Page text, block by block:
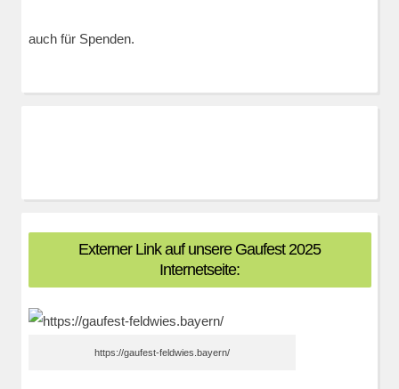
auch für Spenden.
Externer Link auf unsere Gaufest 2025
Internetseite:
https://gaufest-feldwies.bayern/